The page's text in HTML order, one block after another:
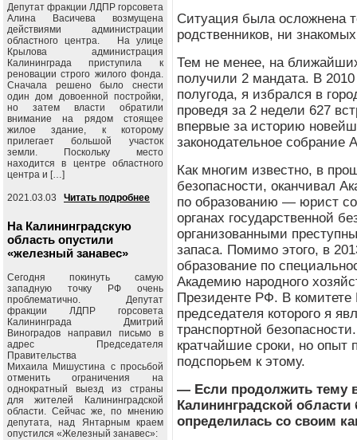
Ситуация была осложнена
родственников, ни
Тем не менее, на
получили 2 мандата. В 2010
полугода, я избрался в
проведя за 2 недели 627
впервые за историю
законодательное собрание
Как многим известно, в
безопасности, оканчивал
по образованию — юрист
органах государственной
организованными
запаса. Помимо этого, в
образование по
Академию народного
Президенте РФ. В комитете
председателя которого я
транспортной
кратчайшие сроки, но
подспорьем к этому.
— Если продолжить тему
Калининградской
определилась со своим
Депутат фракции ЛДПР горсовета
Алина Васичева возмущена
действиями администрации
областного центра. На улице
Крылова администрация
Калининграда приступила к
реновации строго жилого фонда.
Сначала решено было снести
один дом довоенной постройки,
но затем власти обратили
внимание на рядом стоящее
жилое здание, к которому
прилегает большой участок
земли. Поскольку место
находится в центре областного
центра и […]
2021.03.03 Читать подробнее
На Калининградскую
область опустили
«железный занавес»
Сегодня покинуть самую
западную точку РФ очень
проблематично. Депутат
фракции ЛДПР горсовета
Калининграда Дмитрий
Виноградов направил письмо в
адрес Председателя
Правительства
Михаила Мишустина с просьбой
отменить ограничения на
однократный выезд из страны
для жителей Калининградской
области. Сейчас же, по мнению
депутата, над Янтарным краем
опустился «Железный занавес»: